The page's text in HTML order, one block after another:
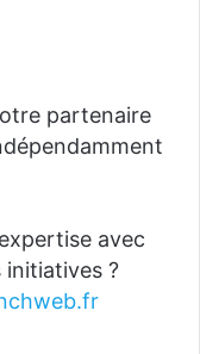
partenaire
avec
initiatives ?